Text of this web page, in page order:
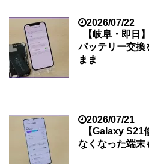
2026/07/22
【岐阜・即日
バッテリー交換
まま
2026/07/21
【Galaxy S21
なくなった端末